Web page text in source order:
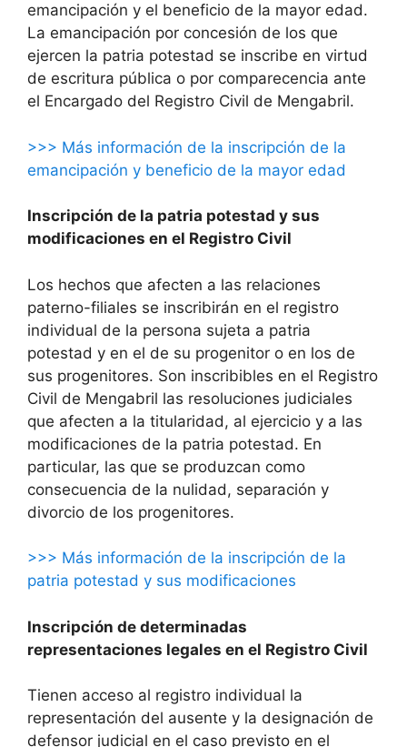
emancipación y el beneficio de la mayor edad.
La emancipación por concesión de los que
ejercen la patria potestad se inscribe en virtud
de escritura pública o por comparecencia ante
el Encargado del Registro Civil de Mengabril.
>>> Más información de la inscripción de la
emancipación y beneficio de la mayor edad
Inscripción de la patria potestad y sus
modificaciones en el Registro Civil
Los hechos que afecten a las relaciones
paterno-filiales se inscribirán en el registro
individual de la persona sujeta a patria
potestad y en el de su progenitor o en los de
sus progenitores. Son inscribibles en el Registro
Civil de Mengabril las resoluciones judiciales
que afecten a la titularidad, al ejercicio y a las
modificaciones de la patria potestad. En
particular, las que se produzcan como
consecuencia de la nulidad, separación y
divorcio de los progenitores.
>>> Más información de la inscripción de la
patria potestad y sus modificaciones
Inscripción de determinadas
representaciones legales en el Registro Civil
Tienen acceso al registro individual la
representación del ausente y la designación de
defensor judicial en el caso previsto en el